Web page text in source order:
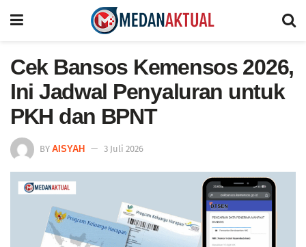
Cek Bansos Kemensos 2026,
Ini Jadwal Penyaluran untuk
PKH dan BPNT
BY AISYAH 3 Juli 2026